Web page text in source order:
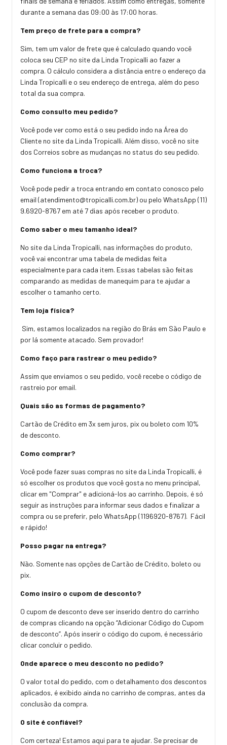
durante a semana das 09:00 às 17:00 horas.
Tem preço de frete para a compra?
Sim, tem um valor de frete que é calculado quando você
coloca seu CEP no site da Linda Tropicalli ao fazer a
compra. O cálculo considera a distância entre o endereço da
Linda Tropicalli e o seu endereço de entrega, além do peso
total da sua compra.
Como consulto meu pedido?
Você pode ver como está o seu pedido indo na Área do
Cliente no site da Linda Tropicalli. Além disso, você no site
dos Correios sobre as mudanças no status do seu pedido.
Como funciona a troca?
Você pode pedir a troca entrando em contato conosco pelo
email (atendimento@tropicalli.com.br) ou pelo WhatsApp (11)
9.6920-8767 em até 7 dias após receber o produto.
Como saber o meu tamanho ideal?
No site da Linda Tropicalli, nas informações do produto,
você vai encontrar uma tabela de medidas feita
especialmente para cada item. Essas tabelas são feitas
comparando as medidas de manequim para te ajudar a
escolher o tamanho certo.
Tem loja física?
Sim, estamos localizados na região do Brás em São Paulo e
por lá somente atacado. Sem provador!
Como faço para rastrear o meu pedido?
Assim que enviamos o seu pedido, você recebe o código de
rastreio por email.
Quais são as formas de pagamento?
Cartão de Crédito em 3x sem juros, pix ou boleto com 10%
de desconto.
Como comprar?
Você pode fazer suas compras no site da Linda Tropicalli, é
só escolher os produtos que você gosta no menu principal,
clicar em "Comprar" e adicioná-los ao carrinho. Depois, é só
seguir as instruções para informar seus dados e finalizar a
compra ou se preferir, pelo WhatsApp (1196920-8767). Fácil
e rápido!
Posso pagar na entrega?
Não. Somente nas opções de Cartão de Crédito, boleto ou
pix.
Como insiro o cupom de desconto?
O cupom de desconto deve ser inserido dentro do carrinho
de compras clicando na opção “Adicionar Código do Cupom
de desconto”. Após inserir o código do cupom, é necessário
clicar concluir o pedido.
Onde aparece o meu desconto no pedido?
O valor total do pedido, com o detalhamento dos descontos
aplicados, é exibido ainda no carrinho de compras, antes da
conclusão da compra.
O site é confiável?
Com certeza! Estamos aqui para te ajudar. Se precisar de